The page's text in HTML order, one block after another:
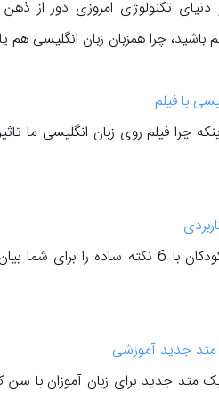
تکنولوژی امروزی دور از
باشید، چرا همزبان زبان انگلیسی هم
با فیلم
چرا فیلم روی زبان انگلیسی ما
در این مقاله می‌خواهیم آموزش زبان انگلیسی به کودکان
جدید آموزشی
متد جدید برای زبان آموزان با